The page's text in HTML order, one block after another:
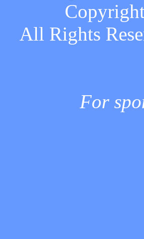
All Rights
For